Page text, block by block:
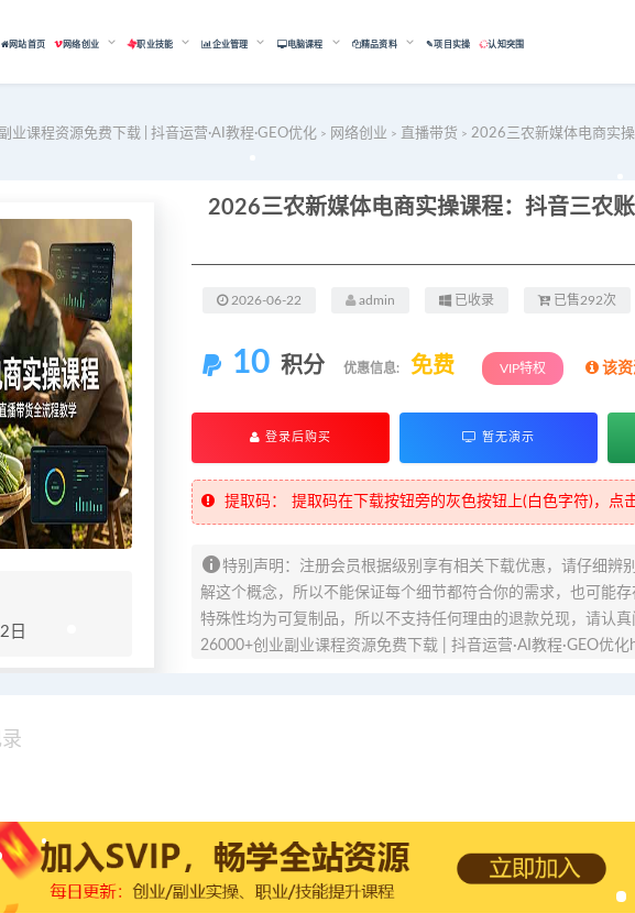
网站首页 网络创业 职业技能 企业管理 电脑课程 精品资料 ✎项目实操 认知突围
业课程资源免费下载 | 抖音运营·AI教程·GEO优化 > 网络创业 > 直播带货 > 2026三农新媒体电商实
日
2026-06-22 admin 已收录 已售292次
10 积分 优惠信息: 免费 VIP特权 该
登录后购买 暂无演示
提取码： 提取码在下载按钮旁的灰色按钮上(白色字符)，点
特别声明：注册会员根据级别享有相关下载优惠，请仔细辨
解这个概念，所以不能保证每个细节都符合你的需求，也可能
特殊性均为可复制品，所以不支持任何理由的退款兑现，请认
26000+创业副业课程资源免费下载 | 抖音运营·AI教程·GEO优